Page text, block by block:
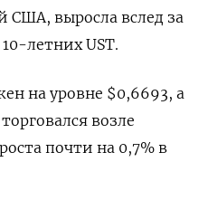
США, выросла вслед за
летних UST.
на уровне $0,6693​, а
возле
почти на 0,7% в